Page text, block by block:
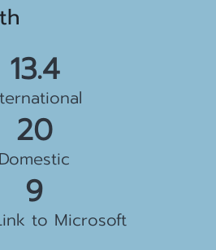
Gbps
Gbps
Domestic
Gbps
to Microsoft